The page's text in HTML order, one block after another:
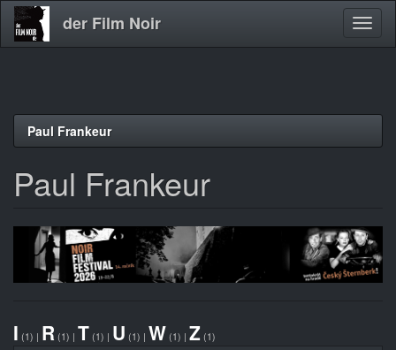
Direkt
der Film Noir
Paul Frankeur
Paul Frankeur
I (1) | R (1) | T (1) | U (1) | W (1) | Z (1)